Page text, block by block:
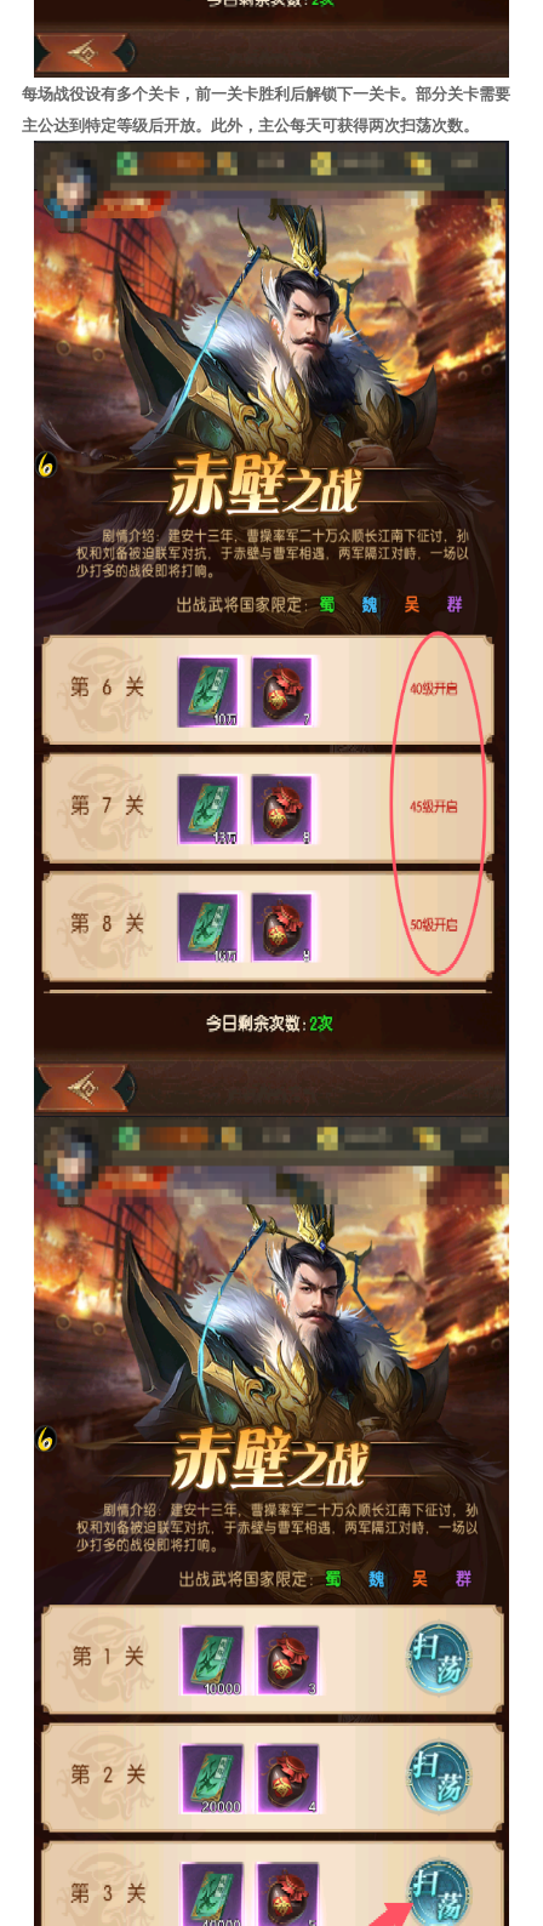
每场战役设有多个关卡，前一关卡胜利后解锁下一关卡。部分关卡需要
主公达到特定等级后开放。此外，主公每天可获得两次扫荡次数。